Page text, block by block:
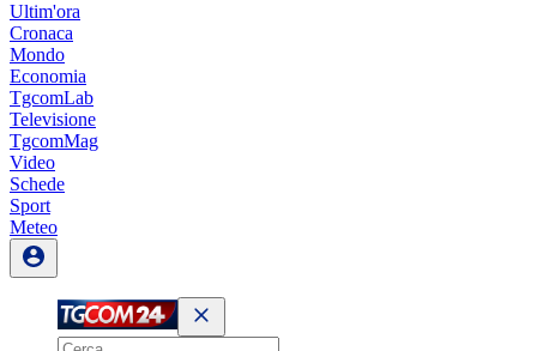
Ultim'ora
Cronaca
Mondo
Economia
TgcomLab
Televisione
TgcomMag
Video
Schede
Sport
Meteo